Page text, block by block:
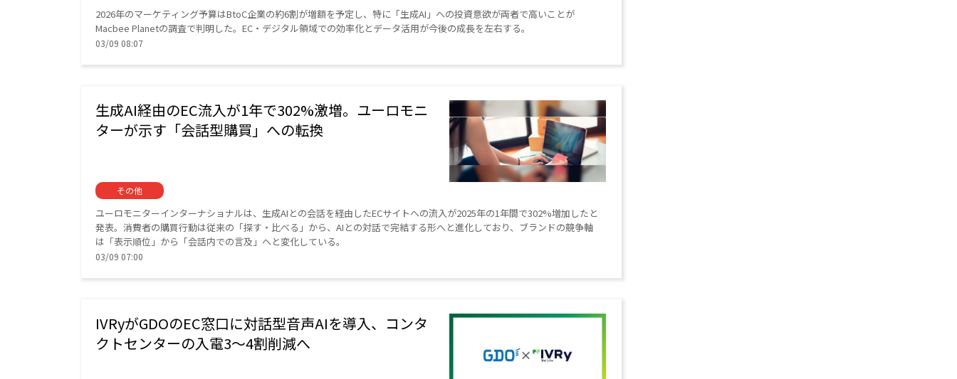
2026年のマーケティング予算はBtoC企業の約6割が増額を予定し、特に「生成AI」への投資意欲が両者で高いことが
Macbee Planetの調査で判明した。EC・デジタル領域での効率化とデータ活用が今後の成長を左右する。
03/09 08:07
生成AI経由のEC流入が1年で302%激増。ユーロモニ
ターが示す「会話型購買」への転換
その他
ユーロモニターインターナショナルは、生成AIとの会話を経由したECサイトへの流入が2025年の1年間で302%増加したと
発表。消費者の購買行動は従来の「探す・比べる」から、AIとの対話で完結する形へと進化しており、ブランドの競争軸
は「表示順位」から「会話内での言及」へと変化している。
03/09 07:00
IVRyがGDOのEC窓口に対話型音声AIを導入、コンタ
クトセンターの入電3〜4割削減へ